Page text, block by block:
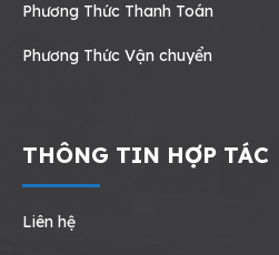
Phương Thức Thanh Toán
Phương Thức Vận chuyển
THÔNG TIN HỢP TÁC
Liên hệ